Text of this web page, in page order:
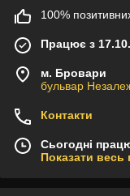
100%
Працює з
м. Бровари
бульвар
Контакти
Сьогодні
Показати весь